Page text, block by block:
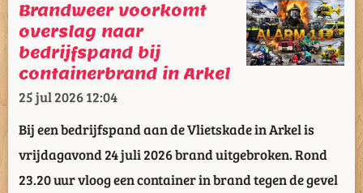
Brandweer voorkomt
overslag naar
bedrijfspand bij
containerbrand in Arkel
25 jul 202612:04
Bij een bedrijfspand aan de Vlietskade in Arkel is
vrijdagavond 24 juli 2026 brand uitgebroken. Rond
23.20 uur vloog een container in brand tegen de gevel